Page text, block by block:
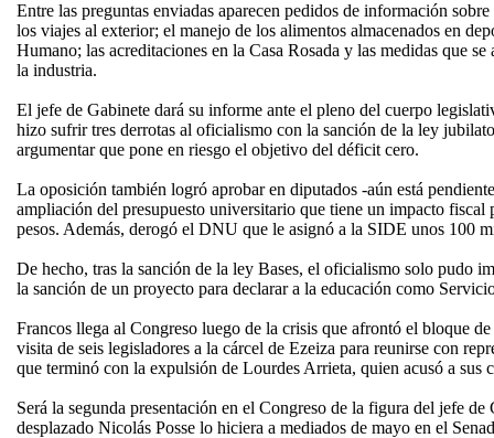
Entre las preguntas enviadas aparecen pedidos de información
los viajes al exterior; el manejo de los alimentos almacenados en
Humano; las acreditaciones en la Casa Rosada y las medidas que
la industria.
El jefe de Gabinete dará su informe ante el pleno del cuerpo
hizo sufrir tres derrotas al oficialismo con la sanción de la ley
argumentar que pone en riesgo el objetivo del déficit cero.
La oposición también logró aprobar en diputados -aún está
ampliación del presupuesto universitario que tiene un impacto fiscal
pesos. Además, derogó el DNU que le asignó a la SIDE unos 100
De hecho, tras la sanción de la ley Bases, el oficialismo solo pudo
la sanción de un proyecto para declarar a la educación como
Francos llega al Congreso luego de la crisis que afrontó el bloque
visita de seis legisladores a la cárcel de Ezeiza para reunirse con
que terminó con la expulsión de Lourdes Arrieta, quien acusó a sus
Será la segunda presentación en el Congreso de la figura del jefe de
desplazado Nicolás Posse lo hiciera a mediados de mayo en el